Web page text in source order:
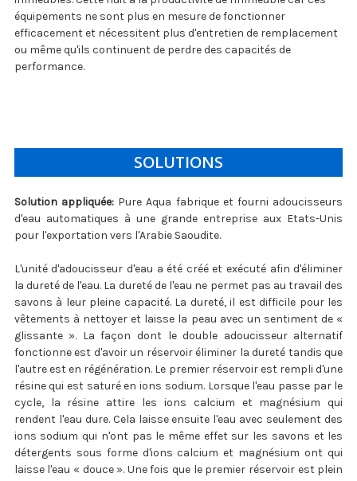
équipements ne sont plus en mesure de fonctionner
efficacement et nécessitent plus d'entretien de remplacement
ou même qu'ils continuent de perdre des capacités de
performance.
SOLUTIONS
Solution appliquée:Pure Aqua fabrique et fourni adoucisseurs
d'eau automatiques à une grande entreprise aux Etats-Unis
pour l'exportation vers l'Arabie Saoudite.
L'unité d'adoucisseur d'eau a été créé et exécuté afin d'éliminer
la dureté de l'eau. La dureté de l'eau ne permet pas au travail des
savons à leur pleine capacité. La dureté, il est difficile pour les
vêtements à nettoyer et laisse la peau avec un sentiment de «
glissante ». La façon dont le double adoucisseur alternatif
fonctionne est d'avoir un réservoir éliminer la dureté tandis que
l'autre est en régénération. Le premier réservoir est rempli d'une
résine qui est saturé en ions sodium. Lorsque l'eau passe par le
cycle, la résine attire les ions calcium et magnésium qui
rendent l'eau dure. Cela laisse ensuite l'eau avec seulement des
ions sodium qui n'ont pas le même effet sur les savons et les
détergents sous forme d'ions calcium et magnésium ont qui
laisse l'eau « douce ». Une fois que le premier réservoir est plein